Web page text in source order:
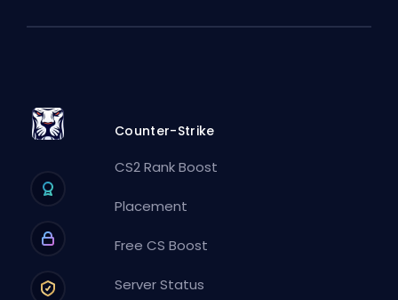
Counter-Strike
CS2 Rank Boost
Placement
Free CS Boost
Server Status